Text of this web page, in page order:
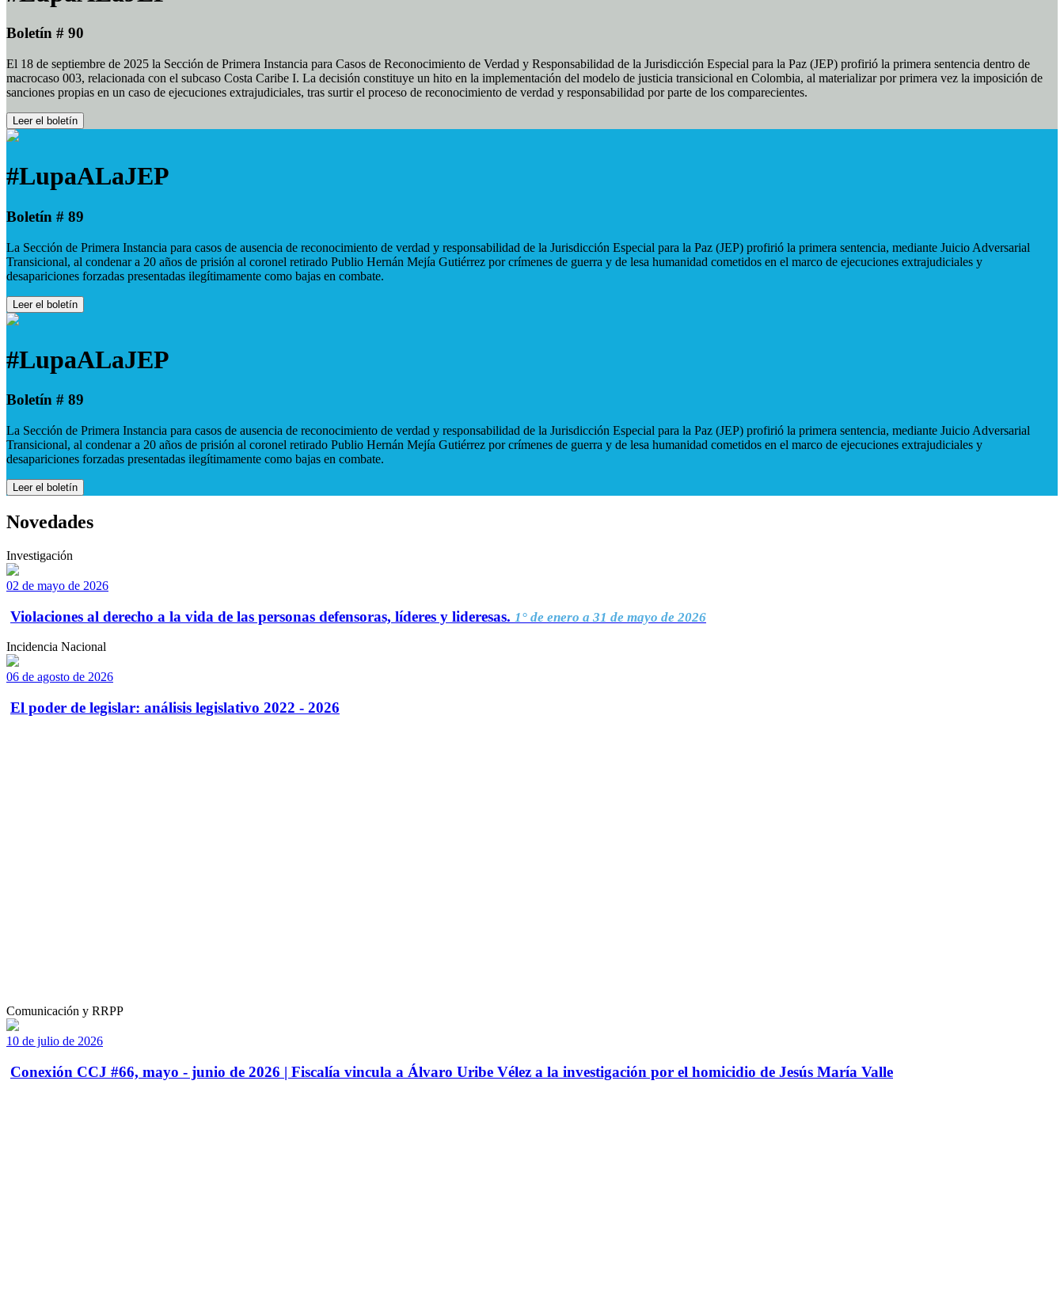
Boletín # 90
El 18 de septiembre de 2025 la Sección de Primera Instancia para Casos de Reconocimiento de Verdad y Responsabilidad de la Jurisdicción Especial para la Paz (JEP) profirió la primera sentencia dentro de
macrocaso 003, relacionada con el subcaso Costa Caribe I. La decisión constituye un hito en la implementación del modelo de justicia transicional en Colombia, al materializar por primera vez la imposición de
sanciones propias en un caso de ejecuciones extrajudiciales, tras surtir el proceso de reconocimiento de verdad y responsabilidad por parte de los comparecientes.
Leer el boletín
#LupaALaJEP
Boletín # 89
La Sección de Primera Instancia para casos de ausencia de reconocimiento de verdad y responsabilidad de la Jurisdicción Especial para la Paz (JEP) profirió la primera sentencia, mediante Juicio Adversarial
Transicional, al condenar a 20 años de prisión al coronel retirado Publio Hernán Mejía Gutiérrez por crímenes de guerra y de lesa humanidad cometidos en el marco de ejecuciones extrajudiciales y
desapariciones forzadas presentadas ilegítimamente como bajas en combate.
Leer el boletín
#LupaALaJEP
Boletín # 89
La Sección de Primera Instancia para casos de ausencia de reconocimiento de verdad y responsabilidad de la Jurisdicción Especial para la Paz (JEP) profirió la primera sentencia, mediante Juicio Adversarial
Transicional, al condenar a 20 años de prisión al coronel retirado Publio Hernán Mejía Gutiérrez por crímenes de guerra y de lesa humanidad cometidos en el marco de ejecuciones extrajudiciales y
desapariciones forzadas presentadas ilegítimamente como bajas en combate.
Leer el boletín
Novedades
Investigación
02 de mayo de 2026
Violaciones al derecho a la vida de las personas defensoras, líderes y lideresas. 1° de enero a 31 de mayo de 2026
Incidencia Nacional
06 de agosto de 2026
El poder de legislar: análisis legislativo 2022 - 2026
Comunicación y RRPP
10 de julio de 2026
Conexión CCJ #66, mayo - junio de 2026 | Fiscalía vincula a Álvaro Uribe Vélez a la investigación por el homicidio de Jesús María Valle